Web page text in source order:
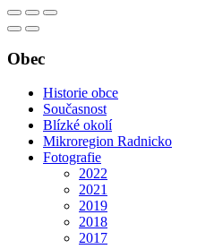
Obec
Historie obce
Současnost
Blízké okolí
Mikroregion Radnicko
Fotografie
2022
2021
2019
2018
2017